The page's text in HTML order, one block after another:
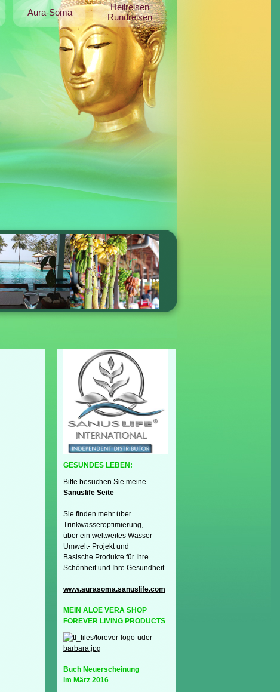
Aura-Soma
Heilreisen
Rundreisen
GESUNDES LEBEN:
Bitte besuchen Sie meine
Sanuslife Seite
Sie finden mehr über
Trinkwasseroptimierung,
über ein weltweites Wasser-
Umwelt- Projekt und
Basische Produkte für Ihre
Schönheit und Ihre Gesundheit.
www.aurasoma.sanuslife.com
MEIN ALOE VERA SHOP
FOREVER LIVING PRODUCTS
Buch Neuerscheinung
im März 2016